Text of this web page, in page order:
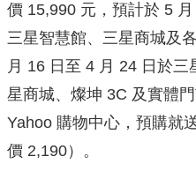
價 15,990 元，預計於 5
三星智慧館、三星商城及
月 16 日至 4 月 24 日於三
星商城、燦坤 3C 及實體
Yahoo 購物中心， 預購就
價 2,190）。